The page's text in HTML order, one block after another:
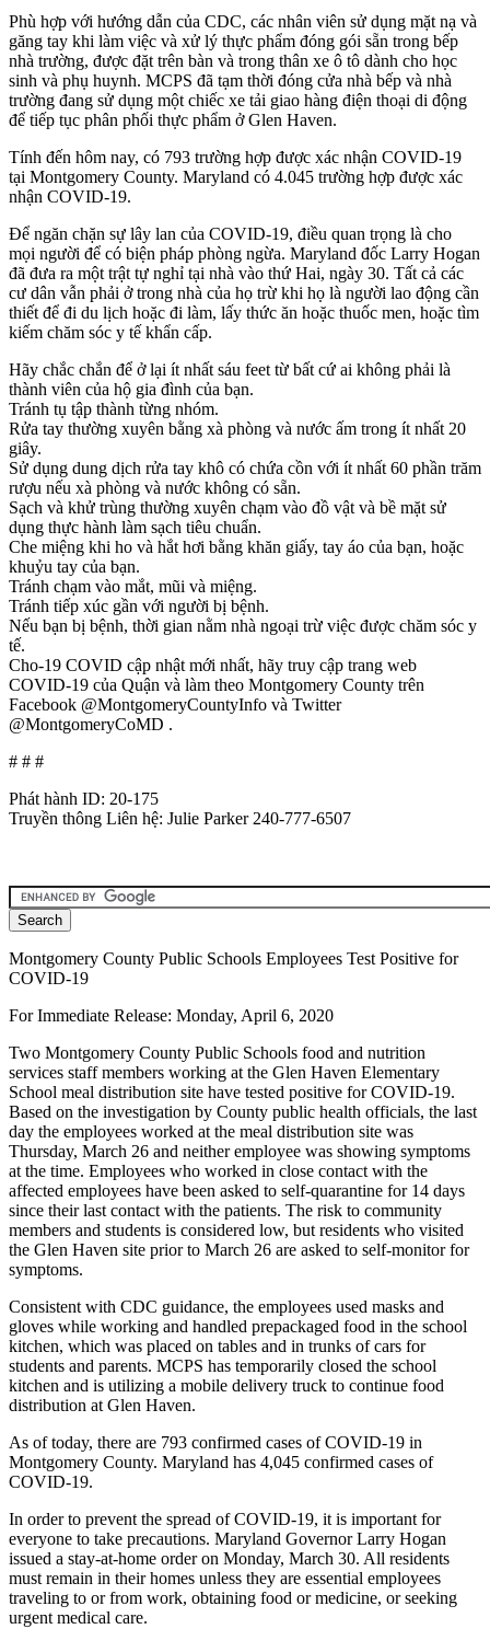
Phù hợp với hướng dẫn của CDC, các nhân viên sử dụng mặt nạ và
găng tay khi làm việc và xử lý thực phẩm đóng gói sẵn trong bếp
nhà trường, được đặt trên bàn và trong thân xe ô tô dành cho học
sinh và phụ huynh. MCPS đã tạm thời đóng cửa nhà bếp và nhà
trường đang sử dụng một chiếc xe tải giao hàng điện thoại di động
để tiếp tục phân phối thực phẩm ở Glen Haven.
Tính đến hôm nay, có 793 trường hợp được xác nhận COVID-19
tại Montgomery County. Maryland có 4.045 trường hợp được xác
nhận COVID-19.
Để ngăn chặn sự lây lan của COVID-19, điều quan trọng là cho
mọi người để có biện pháp phòng ngừa. Maryland đốc Larry Hogan
đã đưa ra một trật tự nghỉ tại nhà vào thứ Hai, ngày 30. Tất cả các
cư dân vẫn phải ở trong nhà của họ trừ khi họ là người lao động cần
thiết để đi du lịch hoặc đi làm, lấy thức ăn hoặc thuốc men, hoặc tìm
kiếm chăm sóc y tế khẩn cấp.
Hãy chắc chắn để ở lại ít nhất sáu feet từ bất cứ ai không phải là
thành viên của hộ gia đình của bạn.
Tránh tụ tập thành từng nhóm.
Rửa tay thường xuyên bằng xà phòng và nước ấm trong ít nhất 20
giây.
Sử dụng dung dịch rửa tay khô có chứa cồn với ít nhất 60 phần trăm
rượu nếu xà phòng và nước không có sẵn.
Sạch và khử trùng thường xuyên chạm vào đồ vật và bề mặt sử
dụng thực hành làm sạch tiêu chuẩn.
Che miệng khi ho và hắt hơi bằng khăn giấy, tay áo của bạn, hoặc
khuỷu tay của bạn.
Tránh chạm vào mắt, mũi và miệng.
Tránh tiếp xúc gần với người bị bệnh.
Nếu bạn bị bệnh, thời gian nằm nhà ngoại trừ việc được chăm sóc y
tế.
Cho-19 COVID cập nhật mới nhất, hãy truy cập trang web
COVID-19 của Quận và làm theo Montgomery County trên
Facebook @MontgomeryCountyInfo và Twitter
@MontgomeryCoMD .
# # #
Phát hành ID: 20-175
Truyền thông Liên hệ: Julie Parker 240-777-6507
Montgomery County Public Schools Employees Test Positive for
COVID-19
For Immediate Release: Monday, April 6, 2020
Two Montgomery County Public Schools food and nutrition
services staff members working at the Glen Haven Elementary
School meal distribution site have tested positive for COVID-19.
Based on the investigation by County public health officials, the last
day the employees worked at the meal distribution site was
Thursday, March 26 and neither employee was showing symptoms
at the time. Employees who worked in close contact with the
affected employees have been asked to self-quarantine for 14 days
since their last contact with the patients. The risk to community
members and students is considered low, but residents who visited
the Glen Haven site prior to March 26 are asked to self-monitor for
symptoms.
Consistent with CDC guidance, the employees used masks and
gloves while working and handled prepackaged food in the school
kitchen, which was placed on tables and in trunks of cars for
students and parents. MCPS has temporarily closed the school
kitchen and is utilizing a mobile delivery truck to continue food
distribution at Glen Haven.
As of today, there are 793 confirmed cases of COVID-19 in
Montgomery County. Maryland has 4,045 confirmed cases of
COVID-19.
In order to prevent the spread of COVID-19, it is important for
everyone to take precautions. Maryland Governor Larry Hogan
issued a stay-at-home order on Monday, March 30. All residents
must remain in their homes unless they are essential employees
traveling to or from work, obtaining food or medicine, or seeking
urgent medical care.